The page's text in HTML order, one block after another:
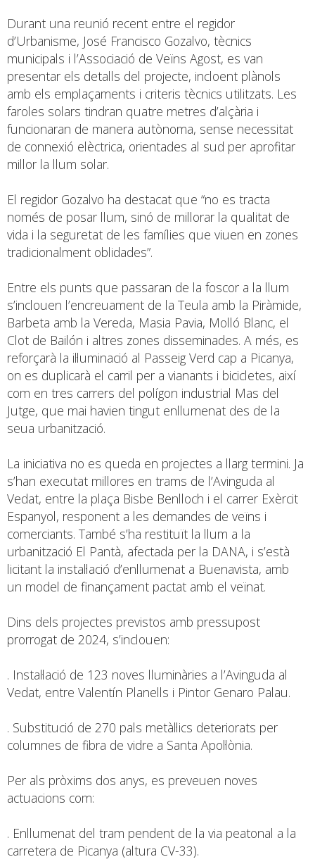
Durant una reunió recent entre el regidor
d’Urbanisme, José Francisco Gozalvo, tècnics
municipals i l’Associació de Veïns Agost, es van
presentar els detalls del projecte, incloent plànols
amb els emplaçaments i criteris tècnics utilitzats. Les
faroles solars tindran quatre metres d’alçària i
funcionaran de manera autònoma, sense necessitat
de connexió elèctrica, orientades al sud per aprofitar
millor la llum solar.
El regidor Gozalvo ha destacat que “no es tracta
només de posar llum, sinó de millorar la qualitat de
vida i la seguretat de les famílies que viuen en zones
tradicionalment oblidades”.
Entre els punts que passaran de la foscor a la llum
s’inclouen l’encreuament de la Teula amb la Piràmide,
Barbeta amb la Vereda, Masia Pavia, Molló Blanc, el
Clot de Bailón i altres zones disseminades. A més, es
reforçarà la il·luminació al Passeig Verd cap a Picanya,
on es duplicarà el carril per a vianants i bicicletes, així
com en tres carrers del polígon industrial Mas del
Jutge, que mai havien tingut enllumenat des de la
seua urbanització.
La iniciativa no es queda en projectes a llarg termini. Ja
s’han executat millores en trams de l’Avinguda al
Vedat, entre la plaça Bisbe Benlloch i el carrer Exèrcit
Espanyol, responent a les demandes de veïns i
comerciants. També s’ha restituït la llum a la
urbanització El Pantà, afectada per la DANA, i s’està
licitant la instal·lació d’enllumenat a Buenavista, amb
un model de finançament pactat amb el veïnat.
Dins dels projectes previstos amb pressupost
prorrogat de 2024, s’inclouen:
. Instal·lació de 123 noves lluminàries a l’Avinguda al
Vedat, entre Valentín Planells i Pintor Genaro Palau.
. Substitució de 270 pals metàl·lics deteriorats per
columnes de fibra de vidre a Santa Apol·lònia.
Per als pròxims dos anys, es preveuen noves
actuacions com:
. Enllumenat del tram pendent de la via peatonal a la
carretera de Picanya (altura CV-33).